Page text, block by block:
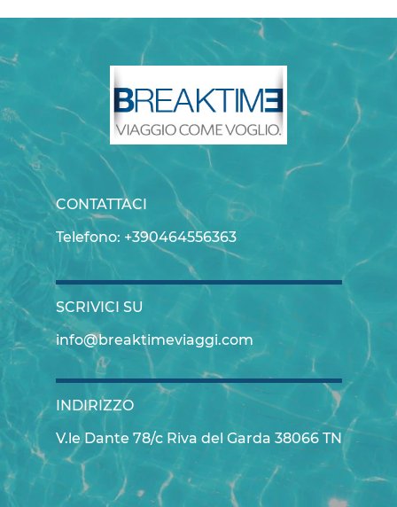
CONTATTACI
Telefono: +390464556363
SCRIVICI SU
info@breaktimeviaggi.com
INDIRIZZO
V.le Dante 78/c Riva del Garda 38066 TN